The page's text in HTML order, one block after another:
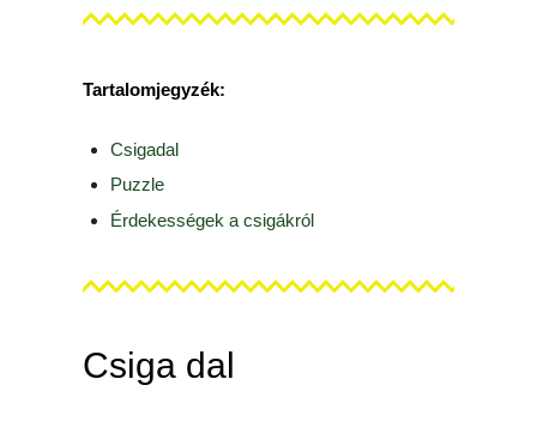
Tartalomjegyzék:
Csigadal
Puzzle
Érdekességek a csigákról
Csiga dal